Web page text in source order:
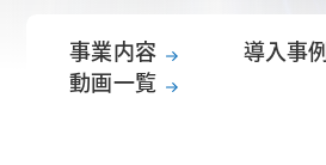
事業内容
導入事例
動画一覧